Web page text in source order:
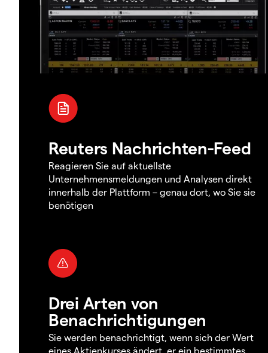
Reuters Nachrichten-Feed
Reagieren Sie auf aktuellste
Unternehmensmeldungen und Analysen direkt
innerhalb der Plattform – genau dort, wo Sie sie
benötigen
Drei Arten von
Benachrichtigungen
Sie werden benachrichtigt, wenn sich der Wert
eines Aktienkurses ändert, er ein bestimmtes